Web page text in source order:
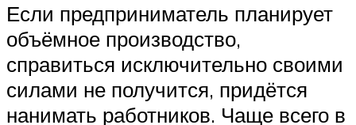
Если предприниматель планирует
объёмное производство,
справиться исключительно своими
силами не получится, придётся
нанимать работников. Чаще всего в